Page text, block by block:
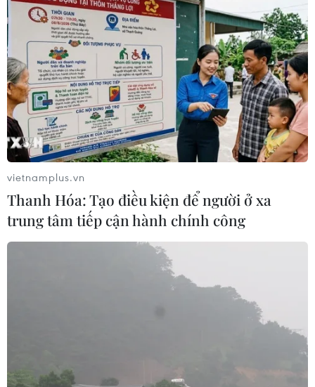
Việt Nam ghi nhận 2.228 ca
mắc COVID-19
14/02/2021 12:27
Tính đến 18h ngày 14/2, Việt Nam đã ghi nhận 2.228 ca
mắc COVID-19, trong đó có 1.330 ca mắc COVID-19 do
lây nhiễm trong nước.
vietnamplus.vn
Thanh Hóa: Tạo điều kiện để người ở xa
trung tâm tiếp cận hành chính công